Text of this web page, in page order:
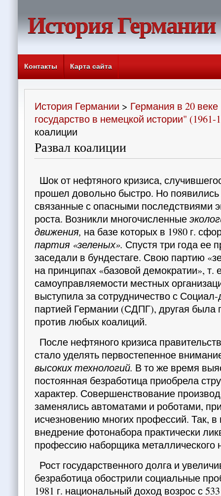
История Германии
Контакты Карта сайта
История Германии > Германия в 20 веке
государство в немецкой истории" (1961-
коалиции
Развал коалиции
Шок от нефтяного кризиса,
прошел довольно быстро. Но
связанные с опас­ными последствиями
роста. Возникли много­численные
движения, на базе которых в 1980 г.
партия «зеленых». Спустя три года ее
заседали в бундестаге. Свою партию
на принципах «базовой демократии», т.
самоуправляемости местных
выступила за сотрудничество с
пар­тией Германии (СДПГ), другая была
против любых коалиций.
После нефтяного кризиса
стало уделять первостепенное
высоких техно­логий. В то же время
постоянная безработица приобрела
характер. Совершенствование
заменялись автоматами и роботами,
исчезновению многих профессий. Так,
внедрение фотонабора практически
профес­сию наборщика металлического
Рост государственного долга и
безрабо­тица обострили социальные
1981 г. национальный доход возрос с